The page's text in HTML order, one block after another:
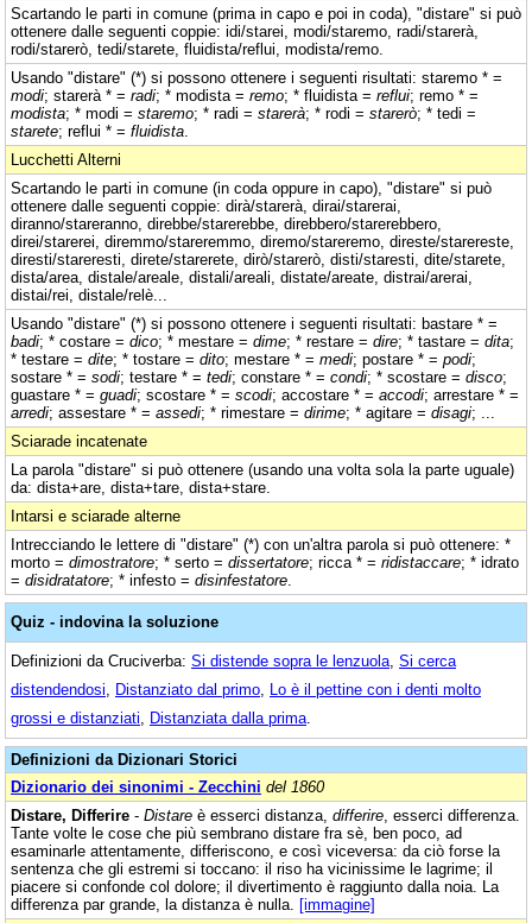
Scartando le parti in comune (prima in capo e poi in coda), "distare" si può
ottenere dalle seguenti coppie: idi/starei, modi/staremo, radi/starerà,
rodi/starerò, tedi/starete, fluidista/reflui, modista/remo.
Usando "distare" (*) si possono ottenere i seguenti risultati: staremo * =
modi; starerà * = radi; * modista = remo; * fluidista = reflui; remo * =
modista; * modi = staremo; * radi = starerà; * rodi = starerò; * tedi =
starete; reflui * = fluidista
Lucchetti Alterni
Scartando le parti in comune (in coda oppure in capo), "distare" si può
ottenere dalle seguenti coppie: dirà/starerà, dirai/starerai,
diranno/stareranno, direbbe/starerebbe, direbbero/starerebbero,
direi/starerei, diremmo/stareremmo, diremo/stareremo, direste/starereste,
diresti/stareresti, direte/starerete, dirò/starerò, disti/staresti, dite/starete,
dista/area, distale/areale, distali/areali, distate/areate, distrai/arerai,
distai/rei, distale/relè...
Usando "distare" (*) si possono ottenere i seguenti risultati: bastare * =
badi; * costare = dico; * mestare = dime; * restare = dire; * tastare = dita;
* testare = dite; * tostare = dito; mestare * = medi; postare * = podi;
sostare * = sodi; testare * = tedi; constare * = condi; * scostare = disco;
guastare * = guadi; scostare * = scodi; accostare * = accodi; arrestare * =
arredi; assestare * = assedi; * rimestare = dirime; * agitare = disagi; ...
Sciarade incatenate
La parola "distare" si può ottenere (usando una volta sola la parte uguale)
da: dista+are, dista+tare, dista+stare.
Intarsi e sciarade alterne
Intrecciando le lettere di "distare" (*) con un'altra parola si può ottenere: *
morto = dimostratore; * serto = dissertatore; ricca * = ridistaccare; * idrato
= disidratatore; * infesto = disinfestatore
Quiz - indovina la soluzione
Definizioni da Cruciverba: Si distende sopra le lenzuola Si cerca
distendendosi
Distanziato dal primo Lo è il pettine con i denti molto
grossi e distanziati
Distanziata dalla prima
Definizioni da Dizionari Storici
Dizionario dei sinonimi - Zecchini del 1860
Distare, Differire - Distare è esserci distanza, differire , esserci differenza.
Tante volte le cose che più sembrano distare fra sè, ben poco, ad
esaminarle attentamente, differiscono, e così viceversa: da ciò forse la
sentenza che gli estremi si toccano: il riso ha vicinissime le lagrime; il
piacere si confonde col dolore; il divertimento è raggiunto dalla noia. La
differenza par grande, la distanza è nulla. [immagine]